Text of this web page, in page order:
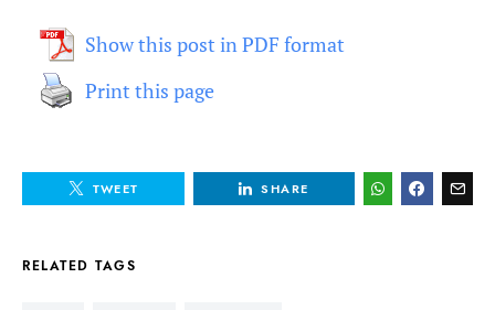
Show this post in PDF format
Print this page
TWEET SHARE
RELATED TAGS